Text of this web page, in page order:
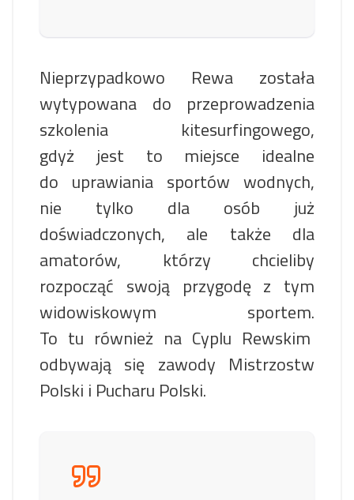
Nieprzypadkowo Rewa została
wytypowana do przeprowadzenia
szkolenia kitesurfingowego,
gdyż jest to miejsce idealne
do uprawiania sportów wodnych,
nie tylko dla osób już
doświadczonych, ale także dla
amatorów, którzy chcieliby
rozpocząć swoją przygodę z tym
widowiskowym sportem.
To tu również na Cyplu Rewskim
odbywają się zawody Mistrzostw
Polski i Pucharu Polski.